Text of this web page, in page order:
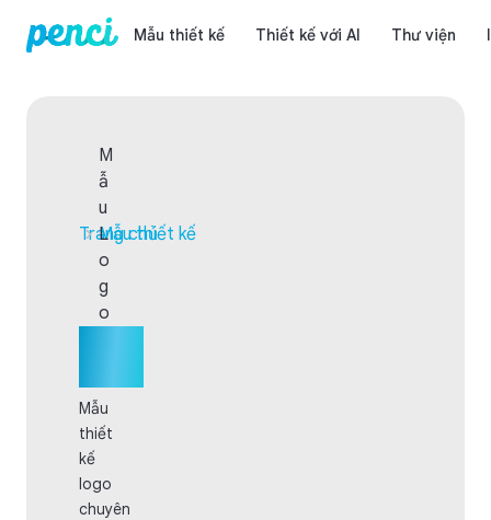
Mẫu thiết kế Thiết kế với AI Thư viện
Trang chủ
Mẫu thiết kế
M
ẫ
u
L
o
g
o
Mẫu
thiết
kế
logo
chuyên